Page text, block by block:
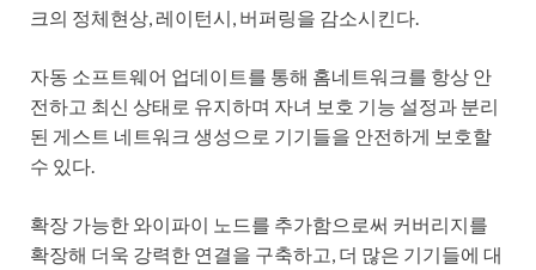
크의 정체현상, 레이턴시, 버퍼링을 감소시킨다.
자동 소프트웨어 업데이트를 통해 홈네트워크를 항상 안
전하고 최신 상태로 유지하며 자녀 보호 기능 설정과 분리
된 게스트 네트워크 생성으로 기기들을 안전하게 보호할
수 있다.
확장 가능한 와이파이 노드를 추가함으로써 커버리지를
확장해 더욱 강력한 연결을 구축하고, 더 많은 기기들에 대